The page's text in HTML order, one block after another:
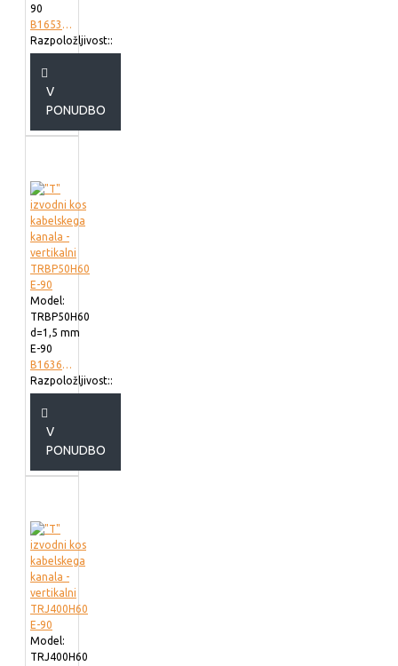
90
B165302
Razpoložljivost::
V
PONUDBO
Model:
TRBP50H60
d=1,5 mm
E-90
B163623
Razpoložljivost::
V
PONUDBO
Model:
TRJ400H60